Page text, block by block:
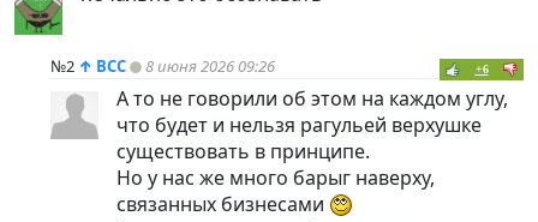
№2 ↑ ВСС 8 июня 2026 09:26 +6
А то не говорили об этом на каждом углу,
что будет и нельзя рагульей верхушке
существовать в принципе.
Но у нас же много барыг наверху,
связанных бизнесами